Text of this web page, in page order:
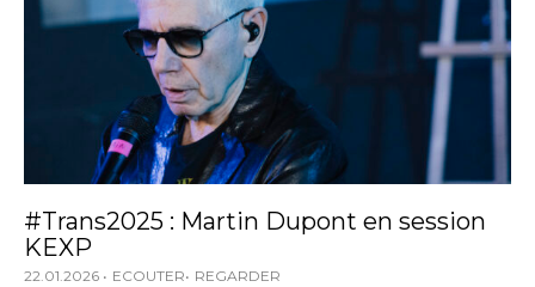
#Trans2025 : Martin Dupont en session
KEXP
22.01.2026 ECOUTER REGARDER